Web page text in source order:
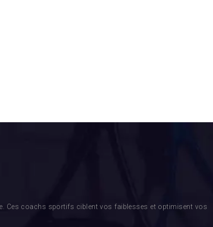
Ces coachs sportifs ciblent vos faiblesses et optimisent vos